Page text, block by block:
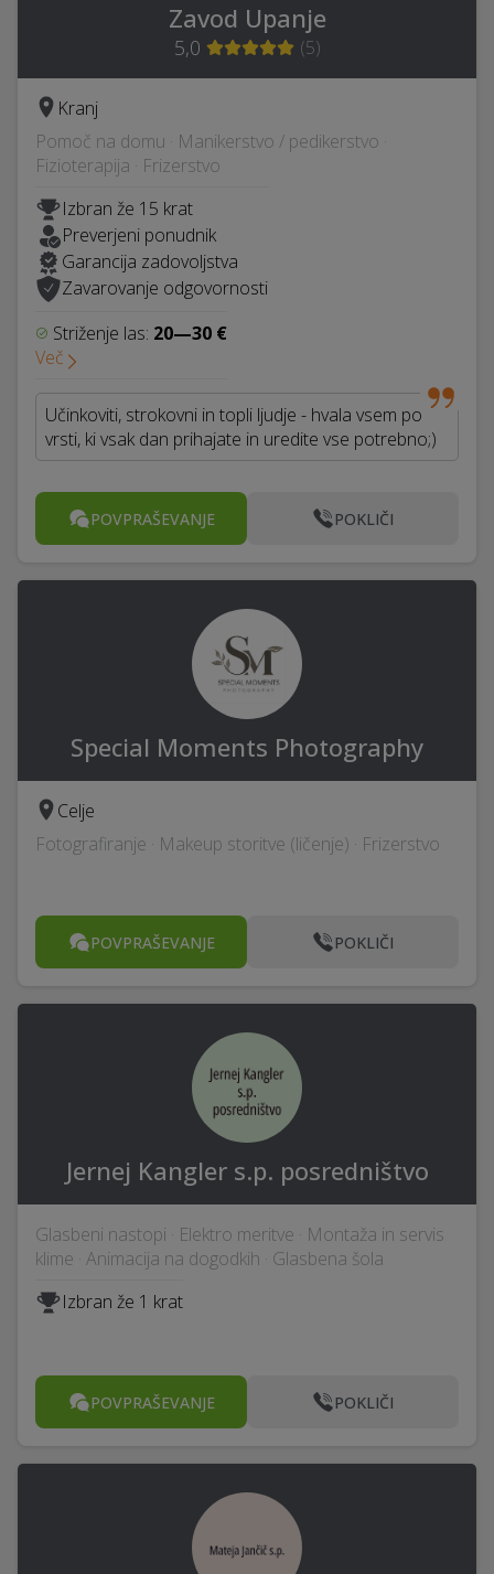
Zavod Upanje
5,0 (5)
Kranj
Pomoč na domu · Manikerstvo / pedikerstvo ·
Fizioterapija · Frizerstvo
Izbran že 15 krat
Preverjeni ponudnik
Garancija zadovoljstva
Zavarovanje odgovornosti
Striženje las: 20—30 €
Več
Učinkoviti, strokovni in topli ljudje - hvala vsem po
vrsti, ki vsak dan prihajate in uredite vse potrebno;)
POVPRAŠEVANJE POKLIČI
Special Moments Photography
Celje
Fotografiranje · Makeup storitve (ličenje) · Frizerstvo
POVPRAŠEVANJE POKLIČI
Jernej Kangler s.p. posredništvo
Glasbeni nastopi · Elektro meritve · Montaža in servis
klime · Animacija na dogodkih · Glasbena šola
Izbran že 1 krat
POVPRAŠEVANJE POKLIČI